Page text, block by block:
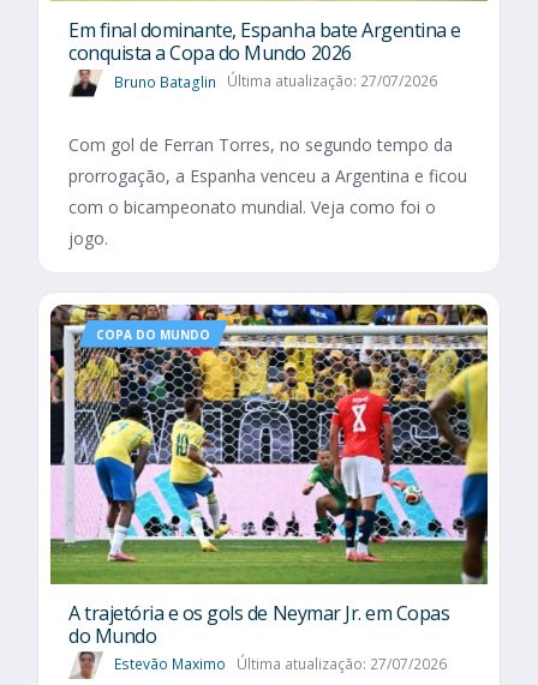
Em final dominante, Espanha bate Argentina e
conquista a Copa do Mundo 2026
Bruno Bataglin Última atualização: 27/07/2026
Com gol de Ferran Torres, no segundo tempo da
prorrogação, a Espanha venceu a Argentina e ficou
com o bicampeonato mundial. Veja como foi o
jogo.
COPA DO MUNDO
A trajetória e os gols de Neymar Jr. em Copas
do Mundo
Estevão Maximo Última atualização: 27/07/2026